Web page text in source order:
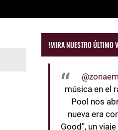
!MIRA NUESTRO ÚLTIMO
música en el
Pool nos
nueva era
Good”, un